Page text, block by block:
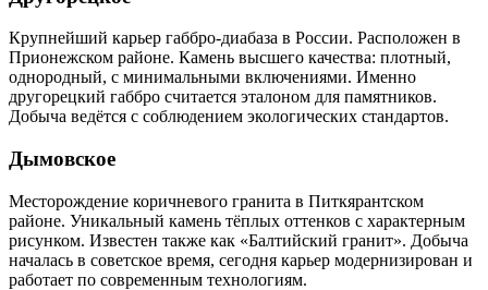
Крупнейший карьер габбро-диабаза в России. Расположен в
Прионежском районе. Камень высшего качества: плотный,
однородный, с минимальными включениями. Именно
другорецкий габбро считается эталоном для памятников.
Добыча ведётся с соблюдением экологических стандартов.
Дымовское
Месторождение коричневого гранита в Питкярантском
районе. Уникальный камень тёплых оттенков с характерным
рисунком. Известен также как «Балтийский гранит». Добыча
началась в советское время, сегодня карьер модернизирован и
работает по современным технологиям.